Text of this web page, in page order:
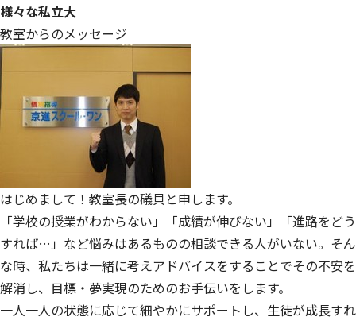
様々な私立大
教室からのメッセージ
はじめまして！教室長の礒貝と申します。
「学校の授業がわからない」「成績が伸びない」「進路をどう
すれば…」など悩みはあるものの相談できる人がいない。そん
な時、私たちは一緒に考えアドバイスをすることでその不安を
解消し、目標・夢実現のためのお手伝いをします。
一人一人の状態に応じて細やかにサポートし、生徒が成長すれ